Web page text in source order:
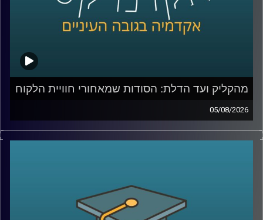
מהקליק ועד הדלת: הסודות שמאחורי חוויית הלקוח
05/08/2026
כולנו מזמינים היום כמעט הכול בלחיצת כפתור, אוכל, בגדים,
תרופות, אפילו את הקניות לסוף השבוע. אבל כמה מאיתנו
שגורמת לנו לחזור שוב ושוב, ואיך משלבים בין טכנולוגיה,
דאטה, לוגיסטיקה ובעיקר הבנה של בני אדם?
כדי לדבר על כל זה נמצא איתי היום צביקה ביידא, לשעבר